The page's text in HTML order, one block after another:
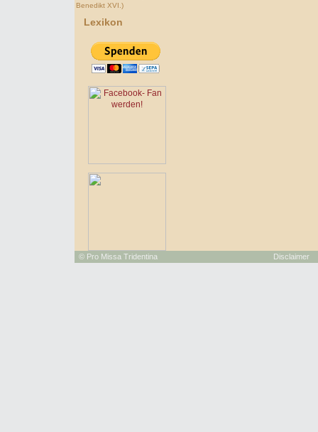
Benedikt XVI.)
Lexikon
© Pro Missa Tridentina Disclaimer